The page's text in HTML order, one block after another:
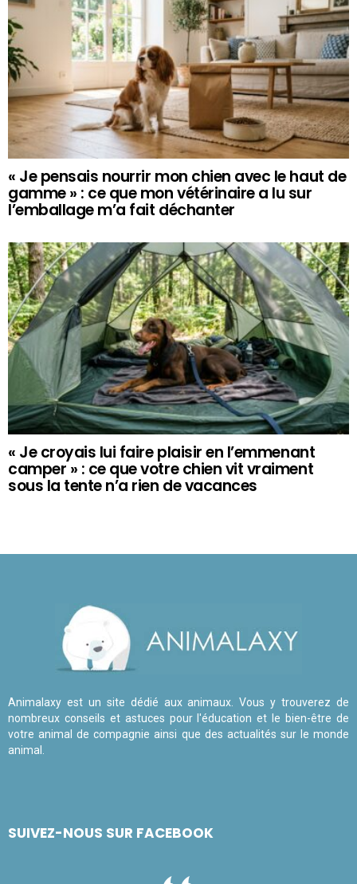
« Je pensais nourrir mon chien avec le haut de
gamme » : ce que mon vétérinaire a lu sur
l’emballage m’a fait déchanter
« Je croyais lui faire plaisir en l’emmenant
camper » : ce que votre chien vit vraiment
sous la tente n’a rien de vacances
Animalaxy est un site dédié aux animaux. Vous y trouverez de
nombreux conseils et astuces pour l'éducation et le bien-être de
votre animal de compagnie ainsi que des actualités sur le monde
animal.
SUIVEZ-NOUS SUR FACEBOOK